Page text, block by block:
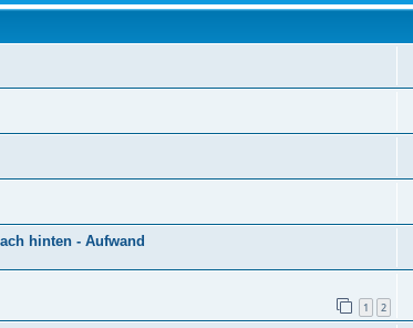
hinten - Aufwand
1 2